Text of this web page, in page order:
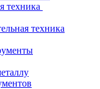
техника
техника